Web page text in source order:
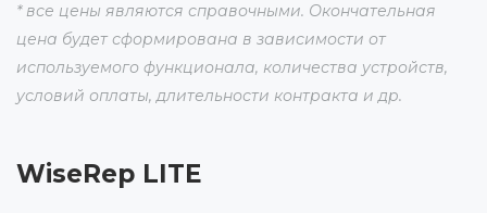
* все цены являются справочными. Окончательная
цена будет сформирована в зависимости от
используемого функционала, количества устройств,
условий оплаты, длительности контракта и др.
WiseRep LITE